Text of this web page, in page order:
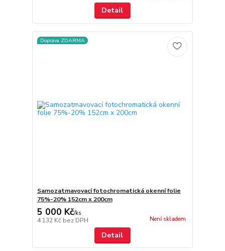
Detail
Doprava ZDARMA
Samozatmavovací fotochromatická okenní folie
75%-20% 152cm x 200cm
5 000 Kč/ks
4 132 Kč bez DPH Není skladem
Detail